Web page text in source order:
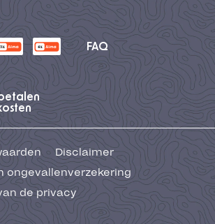
FAQ
Disclaimer
ongevallenverzekering
de privacy